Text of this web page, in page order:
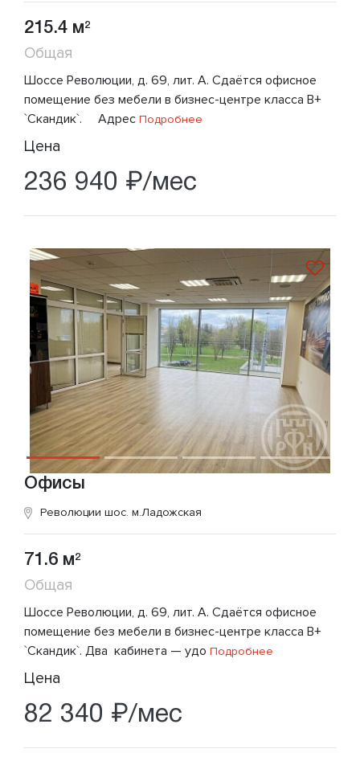
215.4 м2
Общая
Шоссе Революции, д. 69, лит. А. Сдаётся офисное
помещение без мебели в бизнес-центре класса В+
`Скандик`. Адрес Подробнее
Цена
236 940 ₽/мес
Офисы
Революции шос. м.Ладожская
71.6 м2
Общая
Шоссе Революции, д. 69, лит. А. Сдаётся офисное
помещение без мебели в бизнес-центре класса В+
`Скандик`. Два кабинета — удо Подробнее
Цена
82 340 ₽/мес